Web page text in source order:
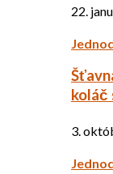
22.
koláč
3.